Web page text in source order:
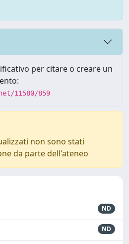
per citare o creare un
11580/859
non sono stati
da parte dell'ateneo
ND
ND